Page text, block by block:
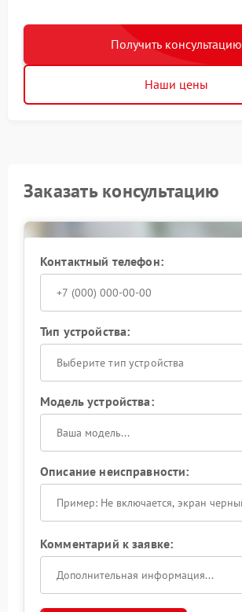
Получить консультацию
Наши цены
Заказать консультацию
Контактный телефон:
Тип устройства:
Выберите тип устройства
Модель устройства:
Описание неисправности:
Комментарий к заявке: